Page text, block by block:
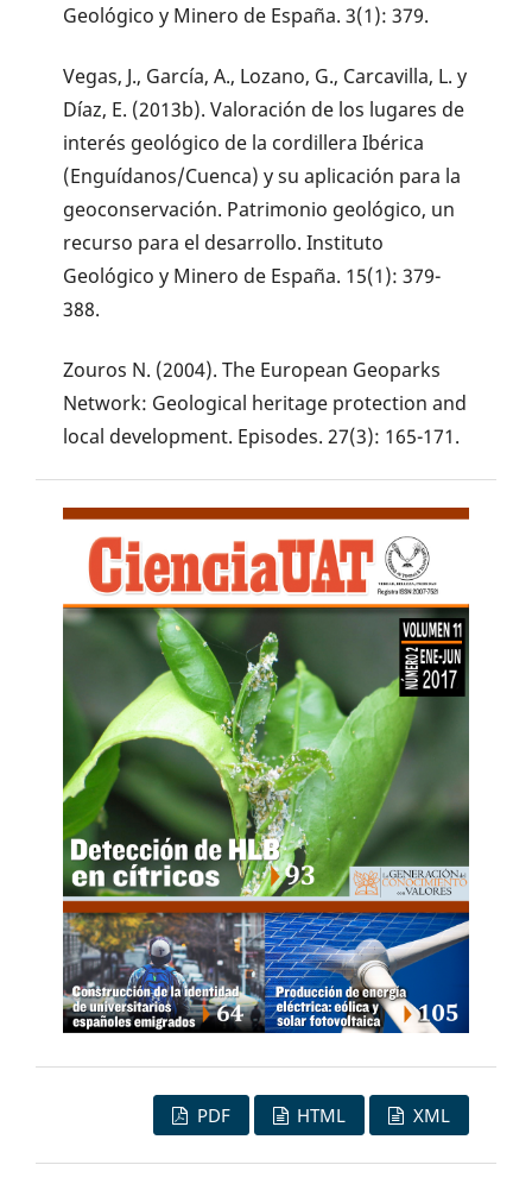
Geológico y Minero de España. 3(1): 379.
Vegas, J., García, A., Lozano, G., Carcavilla, L. y
Díaz, E. (2013b). Valoración de los lugares de
interés geológico de la cordillera Ibérica
(Enguídanos/Cuenca) y su aplicación para la
geoconservación. Patrimonio geológico, un
recurso para el desarrollo. Instituto
Geológico y Minero de España. 15(1): 379-
388.
Zouros N. (2004). The European Geoparks
Network: Geological heritage protection and
local development. Episodes. 27(3): 165-171.
PDF HTML XML